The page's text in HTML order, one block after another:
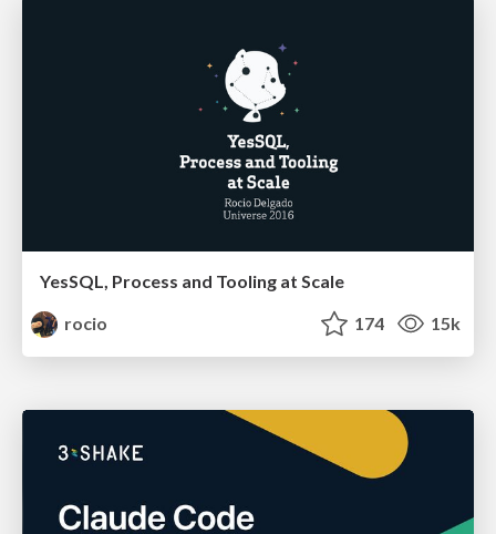
YesSQL, Process and Tooling at Scale
rocio
174 15k